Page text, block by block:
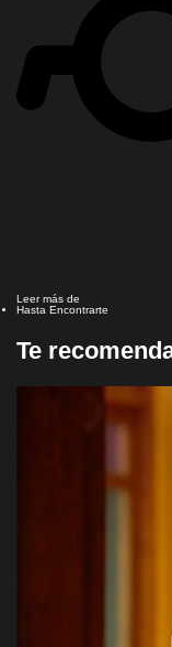
Leer más de
Hasta Encontrarte
Te